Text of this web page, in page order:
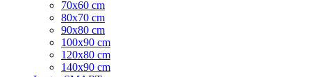
70x60 cm
80x70 cm
90x80 cm
100x90 cm
120x80 cm
140x90 cm